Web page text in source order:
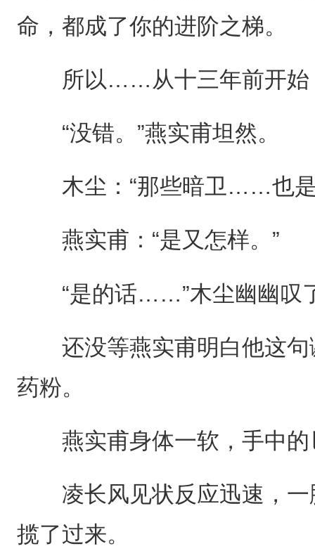
命，都成了你的进阶之梯。
所以……从十三年前开始，
“没错。”燕实甫坦然。
木尘：“那些暗卫……也是
燕实甫：“是又怎样。”
“是的话……”木尘幽幽叹了
还没等燕实甫明白他这句
药粉。
燕实甫身体一软，手中的
凌长风见状反应迅速，一
揽了过来。